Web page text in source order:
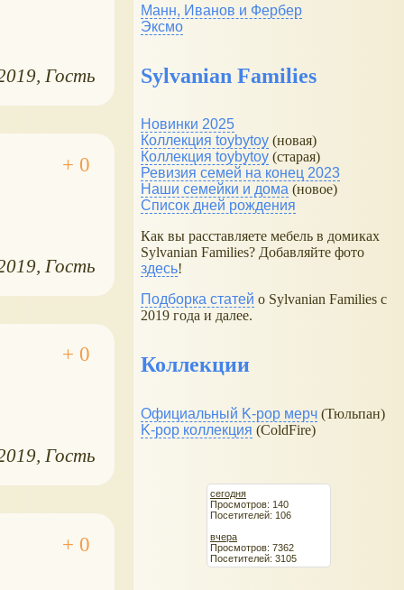
Гость
Гость
Гость
Манн, Иванов и Фербер
Эксмо
Sylvanian Families
Новинки 2025
Коллекция toybytoy (новая)
Коллекция toybytoy (старая)
Ревизия семей на конец 2023
Наши семейки и дома (новое)
Список дней рождения
Как вы расставляете мебель в домиках
Sylvanian Families? Добавляйте фото
здесь!
Подборка статей о Sylvanian Families с
2019 года и далее.
Коллекции
Официальный K-pop мерч (Тюльпан)
K-pop коллекция (ColdFire)
сегодня
Просмотров: 140
Посетителей: 106
вчера
Просмотров: 7362
Посетителей: 3105